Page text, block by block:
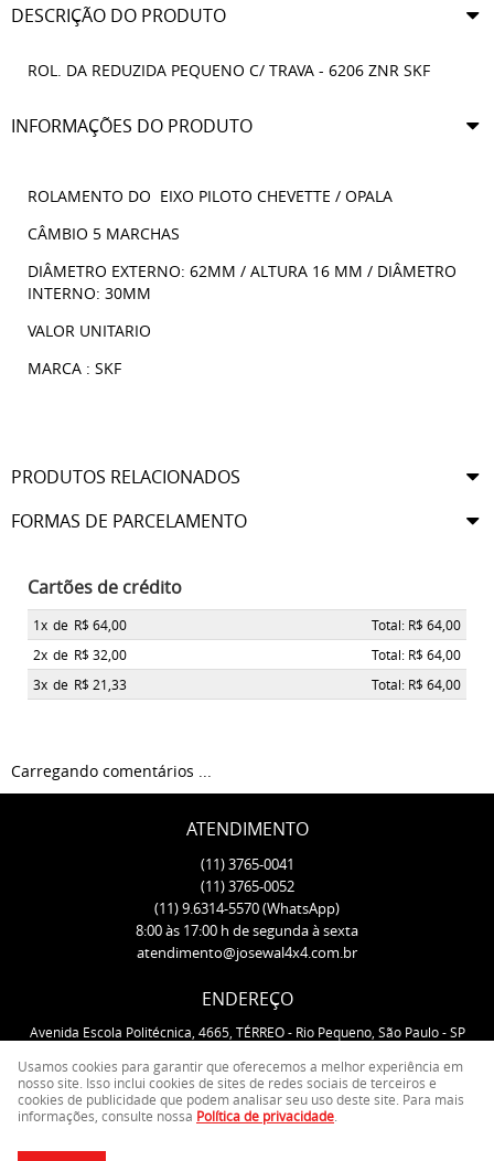
DESCRIÇÃO DO PRODUTO
ROL. DA REDUZIDA PEQUENO C/ TRAVA - 6206 ZNR SKF
INFORMAÇÕES DO PRODUTO
ROLAMENTO DO EIXO PILOTO CHEVETTE / OPALA
CÂMBIO 5 MARCHAS
DIÂMETRO EXTERNO: 62MM / ALTURA 16 MM / DIÂMETRO
INTERNO: 30MM
VALOR UNITARIO
MARCA : SKF
PRODUTOS RELACIONADOS
FORMAS DE PARCELAMENTO
Cartões de crédito
1x de R$ 64,00
Total: R$ 64,00
2x de R$ 32,00
Total: R$ 64,00
3x de R$ 21,33 Total: R$ 64,00
Carregando comentários ...
ATENDIMENTO
(11)3765-0041
(11)3765-0052
(11)9.6314-5570(WhatsApp)
8:00 às 17:00 h de segunda à sexta
atendimento@josewal4x4.com.br
ENDEREÇO
Avenida Escola Politécnica, 4665, TÉRREO- Rio Pequeno, São Paulo-SP
LOJA VIRTUAL CRIADA POR
Usamos cookies para garantir que oferecemos a melhor experiência em
nosso site. Isso inclui cookies de sites de redes sociais de terceiros e
cookies de publicidade que podem analisar seu uso deste site. Para mais
informações, consulte nossa Política de privacidade